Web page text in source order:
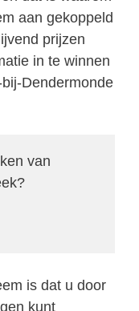
aan gekoppeld
prijzen
in te winnen
Dendermonde
van
is dat u door
kunt